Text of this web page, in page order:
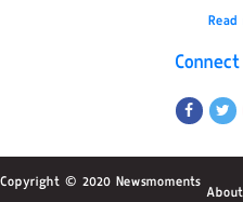
Read
Copyright © 2020 Newsmoments